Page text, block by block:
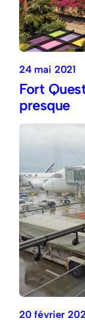
24 mai 2021
Fort
presque
20 février